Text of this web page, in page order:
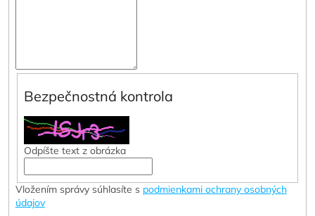
Bezpečnostná kontrola
Odpíšte text z obrázka
Vložením správy súhlasíte s podmienkami ochrany osobných
údajov